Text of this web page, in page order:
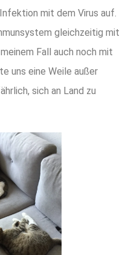
mit dem Virus auf.
gleichzeitig mit
Fall auch noch mit
uns eine Weile außer
sich an Land zu